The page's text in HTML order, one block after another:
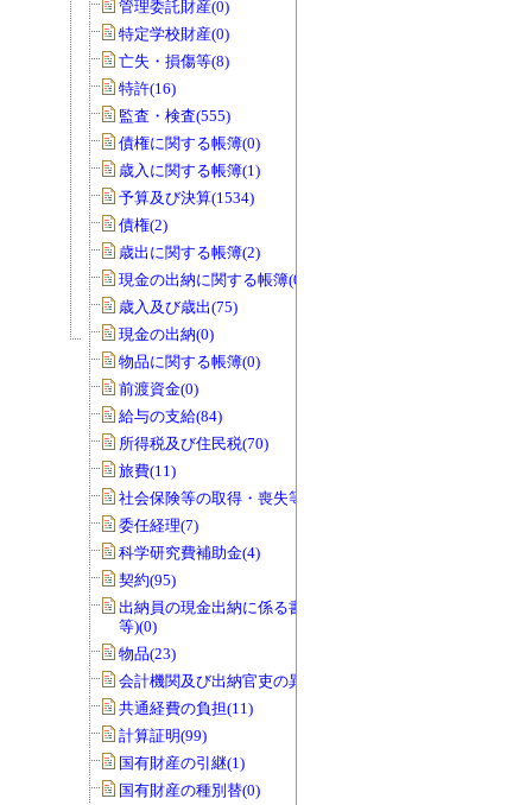
管理委託財産(0)
特定学校財産(0)
亡失・損傷等(8)
特許(16)
監査・検査(555)
債権に関する帳簿(0)
歳入に関する帳簿(1)
予算及び決算(1534)
債権(2)
歳出に関する帳簿(2)
現金の出納に関する帳簿(0)
歳入及び歳出(75)
現金の出納(0)
物品に関する帳簿(0)
前渡資金(0)
給与の支給(84)
所得税及び住民税(70)
旅費(11)
社会保険等の取得・喪失等(0)
委任経理(7)
科学研究費補助金(4)
契約(95)
出納員の現金出納に係る書類(交付伝票
等)(0)
物品(23)
会計機関及び出納官吏の異動(0)
共通経費の負担(11)
計算証明(99)
国有財産の引継(1)
国有財産の種別替(0)